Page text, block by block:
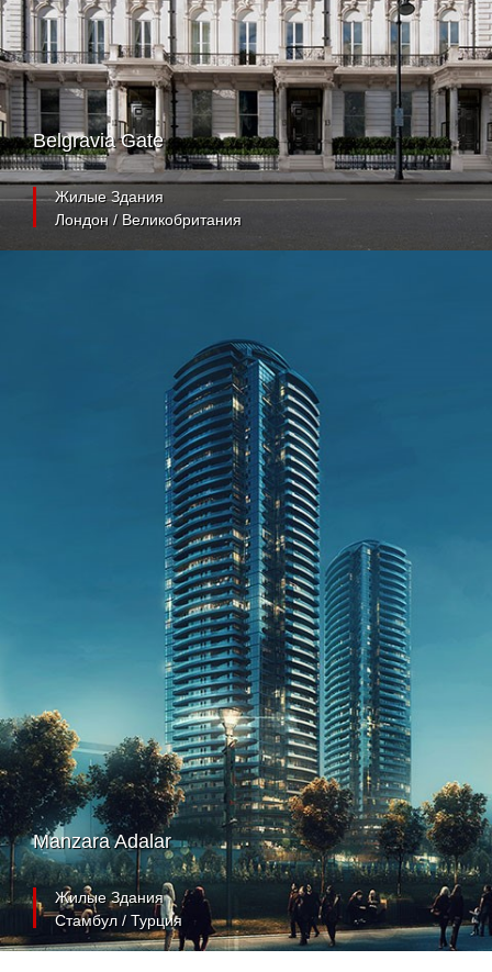
Belgravia Gate
Жилые Здания
Лондон / Великобритания
Manzara Adalar
Жилые Здания
Стамбул / Турция